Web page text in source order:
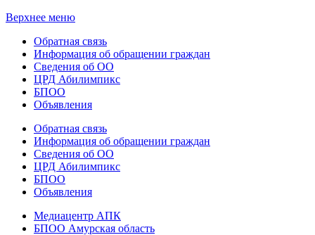
Верхнее меню
Обратная связь
Информация об обращении граждан
Сведения об ОО
ЦРД Абилимпикс
БПОО
Объявления
Обратная связь
Информация об обращении граждан
Сведения об ОО
ЦРД Абилимпикс
БПОО
Объявления
Медиацентр АПК
БПОО Амурская область